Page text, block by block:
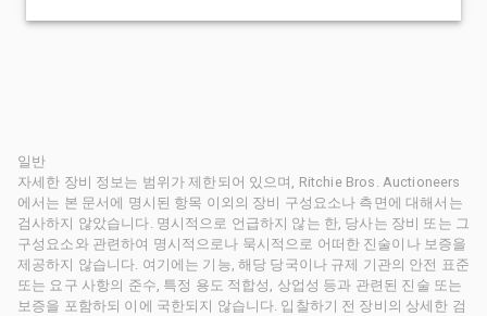
일반
자세한 장비 정보는 범위가 제한되어 있으며, Ritchie Bros. Auctioneers
에서는 본 문서에 명시된 항목 이외의 장비 구성요소나 측면에 대해서는
검사하지 않았습니다. 명시적으로 언급하지 않는 한, 당사는 장비 또는 그
구성요소와 관련하여 명시적으로나 묵시적으로 어떠한 진술이나 보증을
제공하지 않습니다. 여기에는 기능, 해당 당국이나 규제 기관의 안전 표준
또는 요구 사항의 준수, 특정 용도 적합성, 상업성 등과 관련된 진술 또는
보증을 포함하되 이에 국한되지 않습니다. 입찰하기 전 장비의 상세한 검